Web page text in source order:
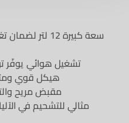
تشغيل هوائي يوفّر
هيكل قوي
مقبض مريح
مثالي للتشحيم في